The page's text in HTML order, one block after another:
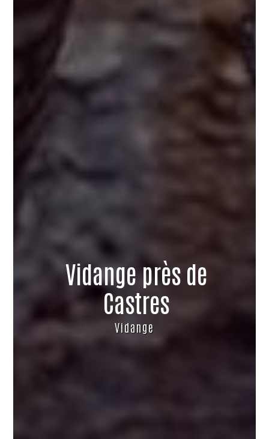
Vidange près de
Castres
Vidange